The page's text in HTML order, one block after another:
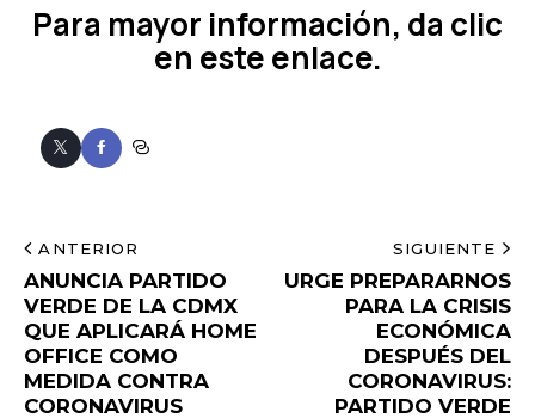
Para mayor información, da clic
en este enlace.
ANTERIOR
ANUNCIA PARTIDO
VERDE DE LA CDMX
QUE APLICARÁ HOME
OFFICE COMO
MEDIDA CONTRA
CORONAVIRUS
SIGUIENTE
URGE PREPARARNOS
PARA LA CRISIS
ECONÓMICA
DESPUÉS DEL
CORONAVIRUS:
PARTIDO VERDE